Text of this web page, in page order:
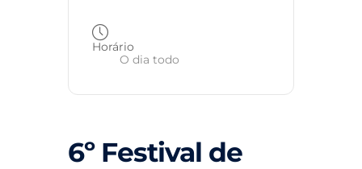
Horário
O dia todo
6º Festival de